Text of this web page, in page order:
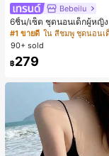
Bebeilu
6ชิ้น/เซ็ต ชุดนอนเด็กผู้หญิ
หมีและดอกไม้ คอกลม แขนสั้
ขาสั้น ขอบระบาย สวมใส่ส
#1 ขายดี
90+ sold
฿279